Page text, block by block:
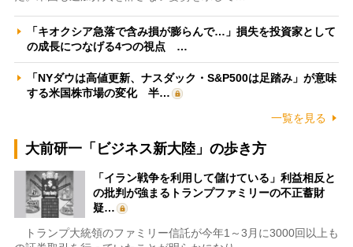
「キオクシア急落で含み損が膨らんで…」損失を投資家として
の成長につなげる4つの視点 …
「NYダウは高値更新、ナスダック・S&P500は足踏み」が意味
する米国株市場の変化 半…
一覧を見る
大前研一「ビジネス新大陸」の歩き方
「イラン戦争を利用して儲けている」利益相反と
の批判が強まるトランプファミリーの不正蓄財
疑…
トランプ大統領のファミリー信託が今年1～3月に3000回以上も